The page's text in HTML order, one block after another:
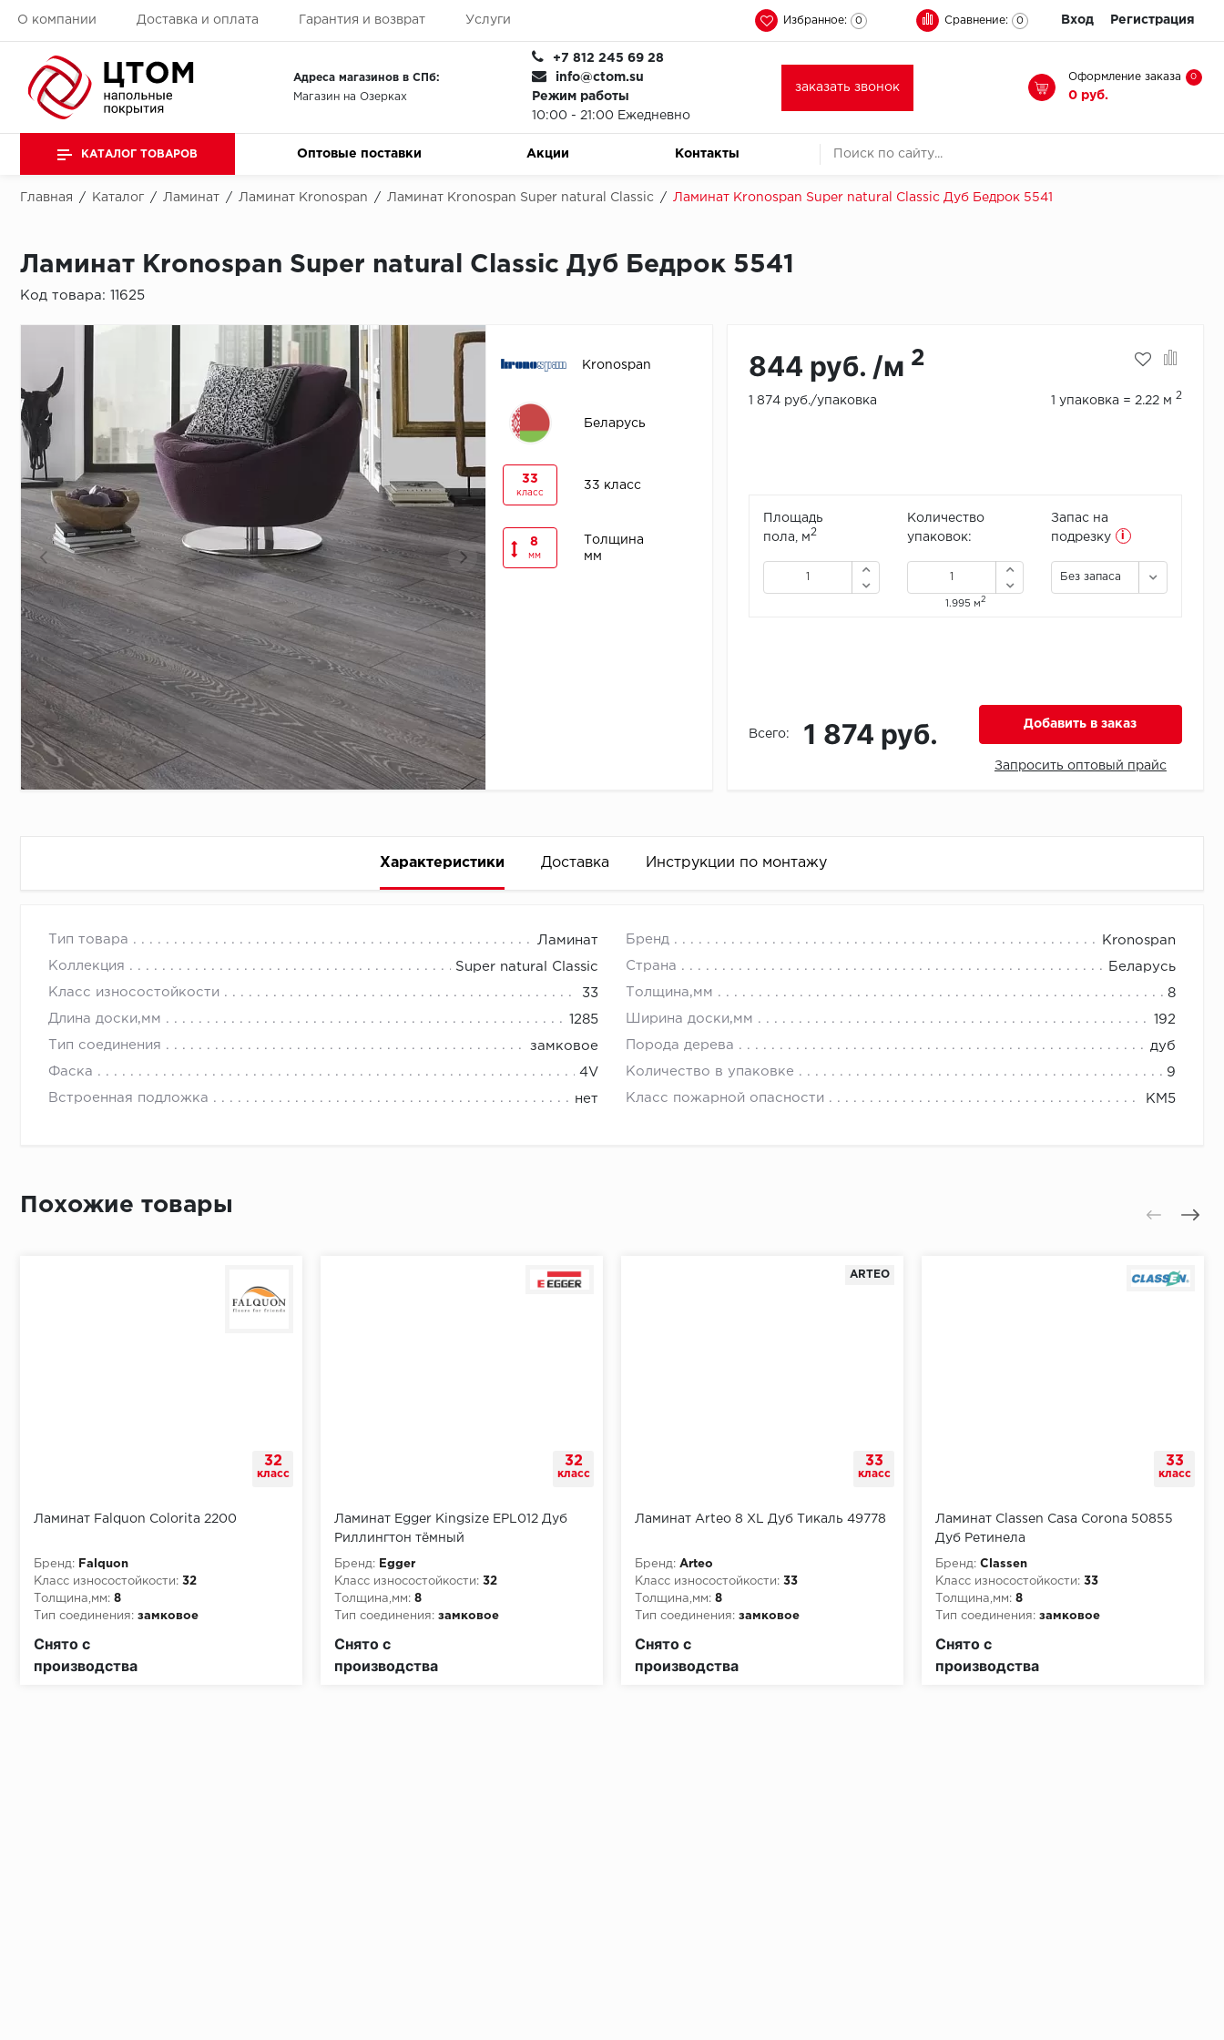
О компании Доставка и оплата Гарантия и возврат Услуги Избранное: 0 Сравнение: 0 Вход Регистрация
Адреса магазинов в СПб:
Магазин на Озерках
+7 812 245 69 28
info@ctom.su
Режим работы
10:00 - 21:00 Ежедневно
заказать звонок
Оформление заказа 0
0 руб.
КАТАЛОГ ТОВАРОВ Оптовые поставки Акции Контакты
Главная / Каталог / Ламинат / Ламинат Kronospan / Ламинат Kronospan Super natural Classic / Ламинат Kronospan Super natural Classic Дуб Бедрок 5541
Ламинат Kronospan Super natural Classic Дуб Бедрок 5541
Код товара: 11625
Kronospan
Беларусь
33
класс
33 класс
8
мм
Толщина
мм
844 руб. /м 2
1 874 руб./упаковка 1 упаковка = 2.22 м 2
Площадь
пола, м2
Количество
упаковок:
1.995 м2
Запас на
подрезку
i
Без запаса
Всего: 1 874 руб. Добавить в заказ
Запросить оптовый прайс
Характеристики Доставка Инструкции по монтажу
Тип товара Ламинат Бренд Kronospan
Коллекция Super natural Classic Страна Беларусь
Класс износостойкости 33 Толщина,мм 8
Длина доски,мм 1285 Ширина доски,мм 192
Тип соединения замковое Порода дерева дуб
Фаска 4V Количество в упаковке 9
Встроенная подложка нет Класс пожарной опасности КМ5
Время доставки
Условия доставки
Первый ряд:
Начало второго (и последующих) ряда:
Похожие товары
32
класс
Ламинат Falquon Colorita 2200
Бренд:
Falquon
Класс износостойкости: 32
Толщина,мм: 8
Тип соединения: замковое
Снято с
производства
32
класс
Ламинат Egger Kingsize EPL012 Дуб
Риллингтон тёмный
Бренд:
Egger
Класс износостойкости: 32
Толщина,мм: 8
Тип соединения: замковое
Снято с
производства
33
класс
ARTEO
Ламинат Arteo 8 XL Дуб Тикаль 49778
Бренд: Arteo
Класс износостойкости: 33
Толщина,мм: 8
Тип соединения: замковое
Снято с
производства
33
класс
Ламинат Classen Casa Corona 50855
Дуб Ретинела
Бренд: Classen
Класс износостойкости: 33
Толщина,мм: 8
Тип соединения: замковое
Снято с
производства